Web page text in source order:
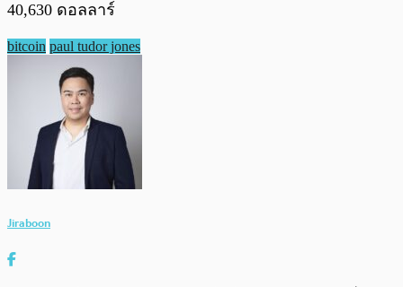
40,630 ดอลลาร์
bitcoin paul tudor jones
Jiraboon